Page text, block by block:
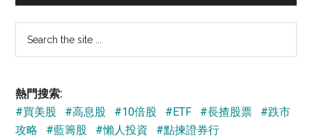
...
熱門搜索:
#買美股
#高息股 #10倍股 #ETF #長揸股票
#跌市
攻略
#藍籌股 #懶人投資 #點揀證券行